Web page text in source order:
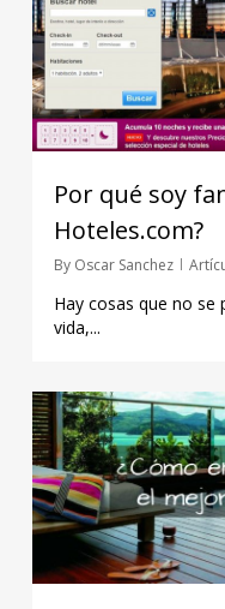
Por qué soy
Hoteles.com?
By Oscar Sanchez
Hay cosas que no se
vida,...